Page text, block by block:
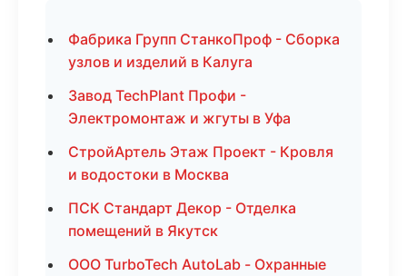
Фабрика Групп СтанкоПроф - Сборка
узлов и изделий в Калуга
Завод TechPlant Профи -
Электромонтаж и жгуты в Уфа
СтройАртель Этаж Проект - Кровля
и водостоки в Москва
ПСК Стандарт Декор - Отделка
помещений в Якутск
ООО TurboTech AutoLab - Охранные